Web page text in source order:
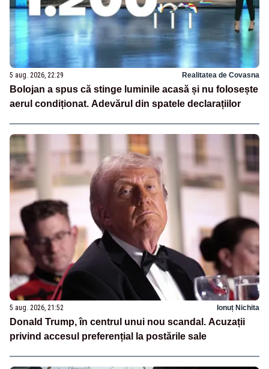
5 aug. 2026, 22:29 Realitatea de Covasna
Bolojan a spus că stinge luminile acasă și nu folosește
aerul condiționat. Adevărul din spatele declarațiilor
5 aug. 2026, 21:52 Ionuț Nichita
Donald Trump, în centrul unui nou scandal. Acuzații
privind accesul preferențial la postările sale